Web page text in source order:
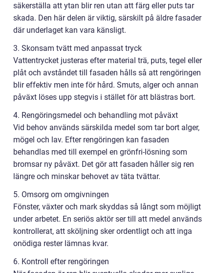
säkerställa att ytan blir ren utan att färg eller puts tar
skada. Den här delen är viktig, särskilt på äldre fasader
där underlaget kan vara känsligt.
3. Skonsam tvätt med anpassat tryck
Vattentrycket justeras efter material trä, puts, tegel eller
plåt och avståndet till fasaden hålls så att rengöringen
blir effektiv men inte för hård. Smuts, alger och annan
påväxt löses upp stegvis i stället för att blästras bort.
4. Rengöringsmedel och behandling mot påväxt
Vid behov används särskilda medel som tar bort alger,
mögel och lav. Efter rengöringen kan fasaden
behandlas med till exempel en grönfri-lösning som
bromsar ny påväxt. Det gör att fasaden håller sig ren
längre och minskar behovet av täta tvättar.
5. Omsorg om omgivningen
Fönster, växter och mark skyddas så långt som möjligt
under arbetet. En seriös aktör ser till att medel används
kontrollerat, att sköljning sker ordentligt och att inga
onödiga rester lämnas kvar.
6. Kontroll efter rengöringen